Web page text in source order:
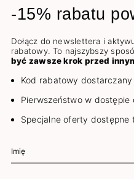
-15% rabatu
Dołącz do newslettera i
rabatowy. To najszybszy
być zawsze krok przed
Kod rabatowy
Pierwszeństwo w
Specjalne oferty dostępne